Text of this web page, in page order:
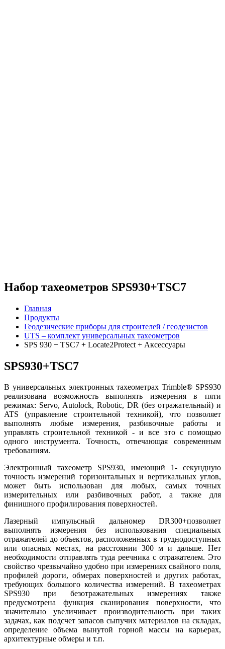
Набор тахеометров SPS930+TSC7
Главная
Продукты
Геодезические приборы для строителей / геодезистов
UTS – комплект универсальных тахеометров
SPS 930 + TSC7 + Locate2Protect + Аксессуары
SPS930+TSC7
В универсальных электронных тахеометрах Trimble® SPS930
реализована возможность выполнять измерения в пяти
режимах: Servo, Autolock, Robotic, DR (без отражательный) и
ATS (управление строительной техникой), что позволяет
выполнять любые измерения, разбивочные работы и
управлять строительной техникой - и все это с помощью
одного инструмента. Точность, отвечающая современным
требованиям.
Электронный тахеометр SPS930, имеющий 1- секундную
точность измерений горизонтальных и вертикальных углов,
может быть использован для любых, самых точных
измерительных или разбивочных работ, а также для
финишного профилирования поверхностей.
Лазерный импульсный дальномер DR300+позволяет
выполнять измерения без использования специальных
отражателей до объектов, расположенных в труднодоступных
или опасных местах, на расстоянии 300 м и дальше. Нет
необходимости отправлять туда реечника с отражателем. Это
свойство чрезвычайно удобно при измерениях свайного поля,
профилей дороги, обмерах поверхностей и других работах,
требующих большого количества измерений. В тахеометрах
SPS930 при безотражательных измерениях также
предусмотрена функция сканирования поверхности, что
значительно увеличивает производительность при таких
задачах, как подсчет запасов сыпучих материалов на складах,
определение объема вынутой горной массы на карьерах,
архитектурные обмеры и т.п.